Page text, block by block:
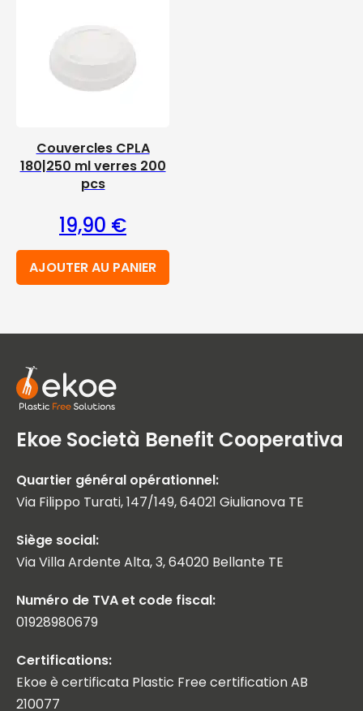
Couvercles CPLA
180|250 ml verres 200
pcs
19,90 €
AJOUTER AU PANIER
Ekoe Società Benefit Cooperativa
Quartier général opérationnel:
Via Filippo Turati, 147/149, 64021 Giulianova TE
Siège social:
Via Villa Ardente Alta, 3, 64020 Bellante TE
Numéro de TVA et code fiscal:
01928980679
Certifications:
Ekoe è certificata Plastic Free certification AB
210077